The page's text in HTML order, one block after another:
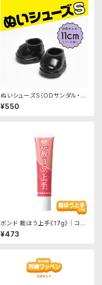
ぬいシューズS（ODサンダル・ブ
ラック）｜身長11cm前後のぬい
ぐるみ用ソフビ靴
¥550
ボンド 裁ほう上手《17g》｜コニ
シ
¥473